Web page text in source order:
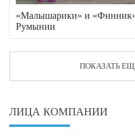
«Малышарики» и
Румынии
ПОКАЗАТЬ
ЛИЦА КОМПАНИИ